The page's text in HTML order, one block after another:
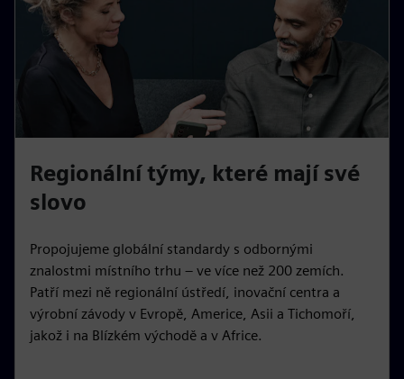
Regionální týmy, které mají své
slovo
Propojujeme globální standardy s odbornými
znalostmi místního trhu – ve více než 200 zemích.
Patří mezi ně regionální ústředí, inovační centra a
výrobní závody v Evropě, Americe, Asii a Tichomoří,
jakož i na Blízkém východě a v Africe.